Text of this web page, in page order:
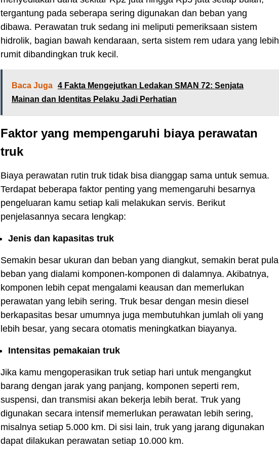
tergantung pada seberapa sering digunakan dan beban yang
dibawa. Perawatan truk sedang ini meliputi pemeriksaan sistem
hidrolik, bagian bawah kendaraan, serta sistem rem udara yang lebih
rumit dibandingkan truk kecil.
Baca Juga 4 Fakta Mengejutkan Ledakan SMAN 72: Senjata
Mainan dan Identitas Pelaku Jadi Perhatian
Faktor yang mempengaruhi biaya perawatan
truk
Biaya perawatan rutin truk tidak bisa dianggap sama untuk semua.
Terdapat beberapa faktor penting yang memengaruhi besarnya
pengeluaran kamu setiap kali melakukan servis. Berikut
penjelasannya secara lengkap:
Jenis dan kapasitas truk
Semakin besar ukuran dan beban yang diangkut, semakin berat pula
beban yang dialami komponen-komponen di dalamnya. Akibatnya,
komponen lebih cepat mengalami keausan dan memerlukan
perawatan yang lebih sering. Truk besar dengan mesin diesel
berkapasitas besar umumnya juga membutuhkan jumlah oli yang
lebih besar, yang secara otomatis meningkatkan biayanya.
Intensitas pemakaian truk
Jika kamu mengoperasikan truk setiap hari untuk mengangkut
barang dengan jarak yang panjang, komponen seperti rem,
suspensi, dan transmisi akan bekerja lebih berat. Truk yang
digunakan secara intensif memerlukan perawatan lebih sering,
misalnya setiap 5.000 km. Di sisi lain, truk yang jarang digunakan
dapat dilakukan perawatan setiap 10.000 km.